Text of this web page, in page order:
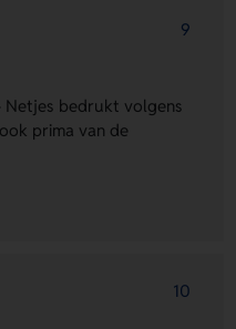
9
bedrukt volgens
prima van de
10